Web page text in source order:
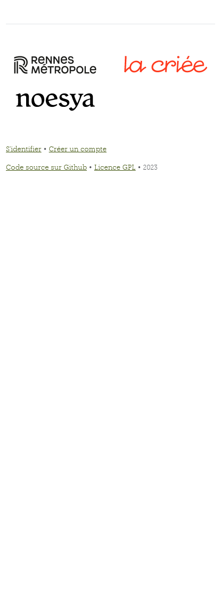
S'identifier • Créer un compte
Code source sur Github • Licence GPL • 2023